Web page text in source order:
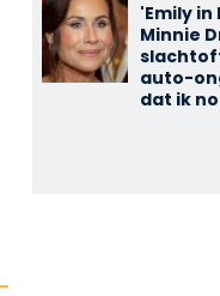
'Emily
Minnie
auto-
dat ik